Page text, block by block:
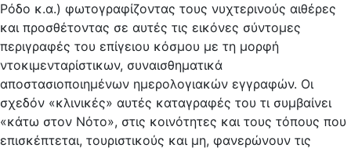
Ρόδο κ.α.) φωτογραφίζοντας τους νυχτερινούς αιθέρες
και προσθέτοντας σε αυτές τις εικόνες σύντομες
περιγραφές του επίγειου κόσμου με τη μορφή
ντοκιμενταρίστικων, συναισθηματικά
αποστασιοποιημένων ημερολογιακών εγγραφών. Οι
σχεδόν «κλινικές» αυτές καταγραφές του τι συμβαίνει
«κάτω στον Νότο», στις κοινότητες και τους τόπους που
επισκέπτεται, τουριστικούς και μη, φανερώνουν τις